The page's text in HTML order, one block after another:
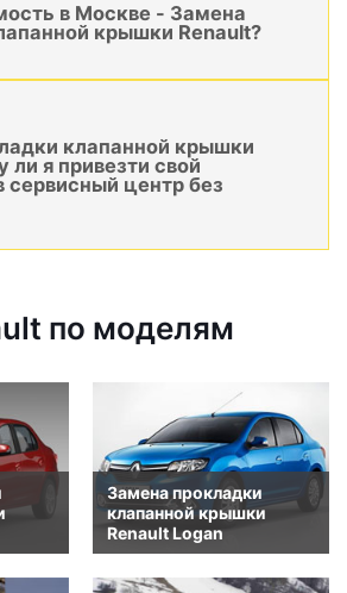
в Москве - Замена
крышки Renault?
клапанной крышки
ли я привезти свой
сервисный центр без
по моделям
Замена прокладки
клапанной крышки
Renault Logan